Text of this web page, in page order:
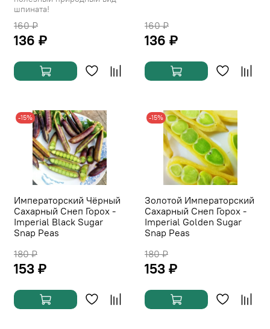
шпината!
160 ₽
136 ₽
160 ₽
136 ₽
-15%
Императорский Чёрный
Сахарный Снеп Горох -
Imperial Black Sugar
Snap Peas
180 ₽
153 ₽
-15%
Золотой Императорский
Сахарный Снеп Горох -
Imperial Golden Sugar
Snap Peas
180 ₽
153 ₽